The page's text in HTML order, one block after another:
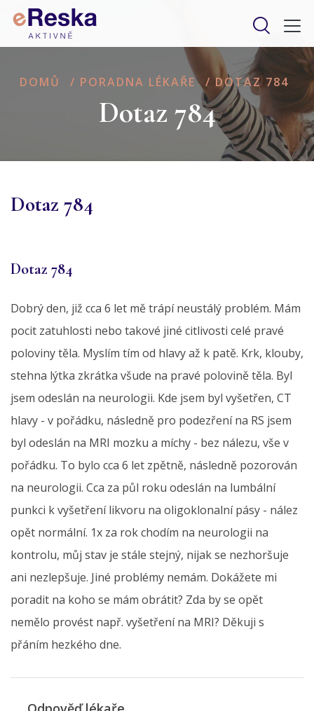
DOMŮ / PORADNA LÉKAŘE / DOTAZ 784
Dotaz 784
Dotaz 784
Dotaz 784
Dobrý den, již cca 6 let mě trápí neustálý problém. Mám
pocit zatuhlosti nebo takové jiné citlivosti celé pravé
poloviny těla. Myslím tím od hlavy až k patě. Krk, klouby,
stehna lýtka zkrátka všude na pravé polovině těla. Byl
jsem odeslán na neurologii. Kde jsem byl vyšetřen, CT
hlavy - v pořádku, následně pro podezření na RS jsem
byl odeslán na MRI mozku a míchy - bez nálezu, vše v
pořádku. To bylo cca 6 let zpětně, následně pozorován
na neurologii. Cca za půl roku odeslán na lumbální
punkci k vyšetření likvoru na oligoklonalní pásy - nález
opět normální. 1x za rok chodím na neurologii na
kontrolu, můj stav je stále stejný, nijak se nezhoršuje
ani nezlepšuje. Jiné problémy nemám. Dokážete mi
poradit na koho se mám obrátit? Zda by se opět
nemělo provést např. vyšetření na MRI? Děkuji s
přáním hezkého dne.